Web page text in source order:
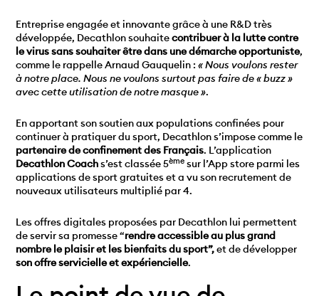
Entreprise engagée et innovante grâce à une R&D très
développée, Decathlon souhaitecontribuer à la lutte contre
le virus sans souhaiter être dans une démarche opportuniste,
comme le rappelle Arnaud Gauquelin :« Nous voulons rester
à notre place. Nous ne voulons surtout pas faire de « buzz »
avec cette utilisation de notre masque ».
En apportant son soutien aux populations confinées pour
continuer à pratiquer du sport, Decathlon s’impose comme le
partenaire de confinement des Français. L’application
Decathlon Coachs’est classée 5ème sur l’App store parmi les
applications de sport gratuites et a vu son recrutement de
nouveaux utilisateurs multiplié par 4.
Les offres digitales proposées par Decathlon lui permettent
de servir sa promesse “rendre accessible au plus grand
nombre le plaisir et les bienfaits du sport”,et de développer
son offre servicielle et expériencielle.